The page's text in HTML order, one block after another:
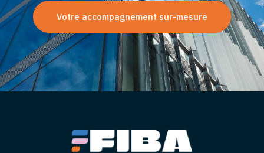
Votre accompagnement sur-mesure